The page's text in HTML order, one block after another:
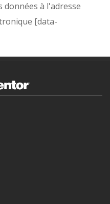
données à l'adresse
[data-